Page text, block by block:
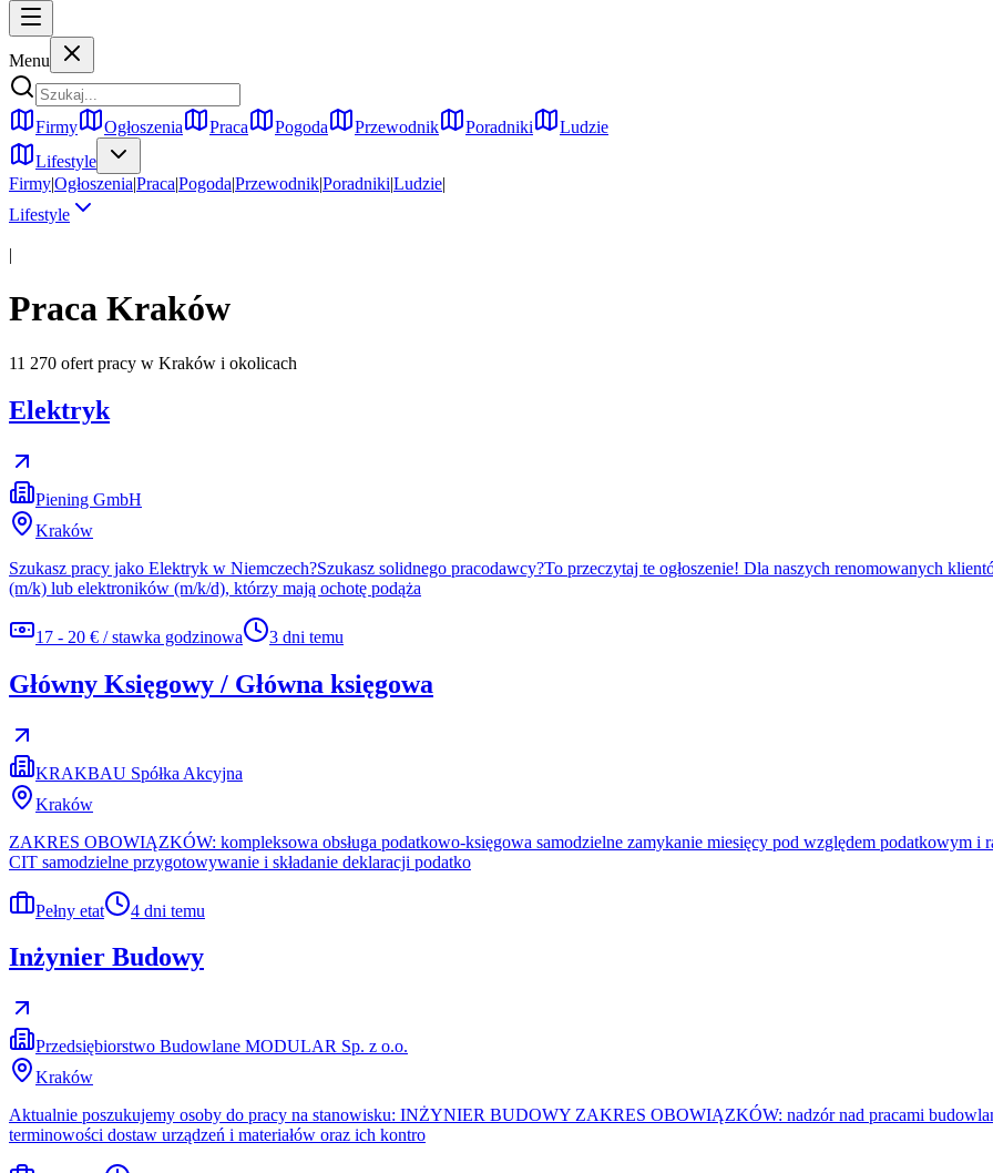
Menu
Firmy Ogłoszenia Praca Pogoda Przewodnik Poradniki
Ludzie
Lifestyle
Firmy|Ogłoszenia|Praca|Pogoda|Przewodnik|Poradniki|Ludzie|
Lifestyle
|
Praca Kraków
11 270 ofert pracy w Kraków i okolicach
Elektryk
Piening GmbH
Kraków
Szukasz pracy jako Elektryk w Niemczech?Szukasz solidnego pracodawcy?To przeczytaj te ogłoszenie! Dla naszych renomowanych
(m/k) lub elektroników (m/k/d), którzy mają ochotę podąża
17 - 20 € / stawka godzinowa 3 dni temu
Główny Księgowy / Główna księgowa
KRAKBAU Spółka Akcyjna
Kraków
ZAKRES OBOWIĄZKÓW: kompleksowa obsługa podatkowo-księgowa samodzielne zamykanie miesięcy pod względem podatkowym i
CIT samodzielne przygotowywanie i składanie deklaracji podatko
Pełny etat 4 dni temu
Inżynier Budowy
Przedsiębiorstwo Budowlane MODULAR Sp. z o.o.
Kraków
Aktualnie poszukujemy osoby do pracy na stanowisku: INŻYNIER BUDOWY ZAKRES OBOWIĄZKÓW: nadzór nad pracami
terminowości dostaw urządzeń i materiałów oraz ich kontro